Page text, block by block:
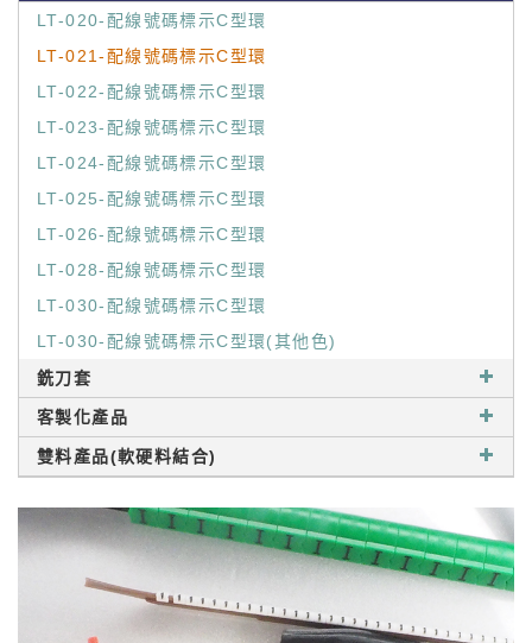
LT-020-配線號碼標示C型環
LT-021-配線號碼標示C型環
LT-022-配線號碼標示C型環
LT-023-配線號碼標示C型環
LT-024-配線號碼標示C型環
LT-025-配線號碼標示C型環
LT-026-配線號碼標示C型環
LT-028-配線號碼標示C型環
LT-030-配線號碼標示C型環
LT-030-配線號碼標示C型環(其他色)
銑刀套
客製化產品
雙料產品(軟硬料結合)